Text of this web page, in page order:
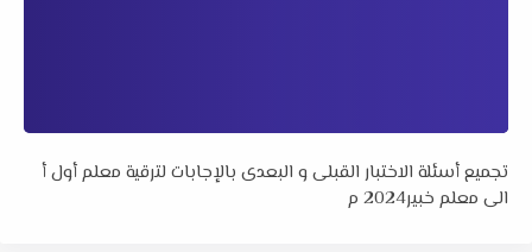
تجميع أسئلة الاختبار القبلى و البعدى بالإجابات لترقية معلم أول أ
الى معلم خبير2024 م